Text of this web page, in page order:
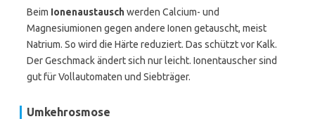
Beim Ionenaustauschwerden Calcium- und
Magnesiumionen gegen andere Ionen getauscht, meist
Natrium. So wird die Härte reduziert. Das schützt vor Kalk.
Der Geschmack ändert sich nur leicht. Ionentauscher sind
gut für Vollautomaten und Siebträger.
Umkehrosmose